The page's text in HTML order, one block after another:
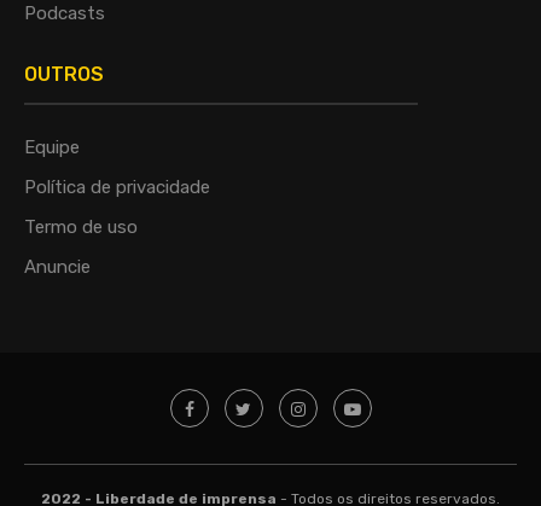
Podcasts
OUTROS
Equipe
Política de privacidade
Termo de uso
Anuncie
2022 - Liberdade de imprensa - Todos os direitos reservados.